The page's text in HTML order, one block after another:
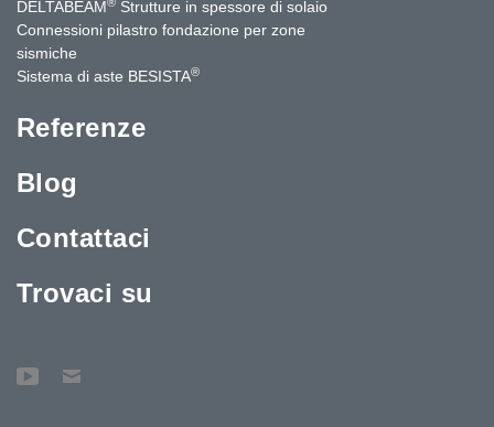
DELTABEAM
Strutture in spessore di solaio
Connessioni pilastro fondazione per zone
sismiche
Sistema di aste BESISTA®
Referenze
Blog
Contattaci
Trovaci su